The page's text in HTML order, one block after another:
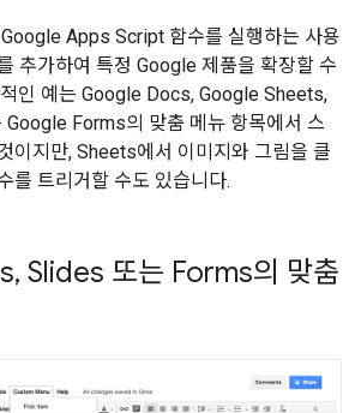
Apps Script 함수를 실행하는 사용
추가하여 특정 Google 제품을 확장할 수
인 예는 Google Docs, Google Sheets,
Forms의 맞춤 메뉴 항목에서 스
이지만, Sheets에서 이미지와 그림을 클
를 트리거할 수도 있습니다.
, Slides 또는 Forms의 맞춤